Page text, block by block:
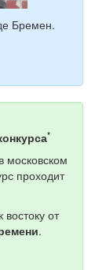
Бремен.
*
московском
проходит
от
.